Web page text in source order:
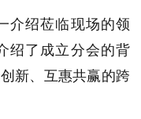
介绍莅临现场的领
绍了成立分会的背
新、互惠共赢的跨